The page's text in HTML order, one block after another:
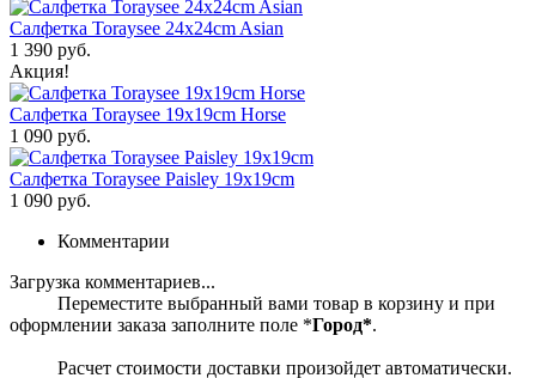
Салфетка Toraysee 24x24cm Asian
1 390 руб.
Акция!
Салфетка Toraysee 19x19cm Horse
1 090 руб.
Салфетка Toraysee Paisley 19x19cm
1 090 руб.
Комментарии
Загрузка комментариев...
Переместите выбранный вами товар в корзину и при
оформлении заказа заполните поле *Город*.
Расчет стоимости доставки произойдет автоматически.